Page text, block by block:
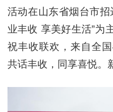
活动在山东省烟台市招
业丰收 享美好生活”为
祝丰收联欢，来自全
共话丰收，同享喜悦。